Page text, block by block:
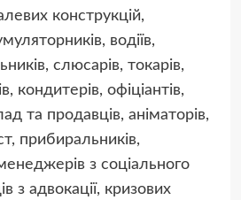
конструкцій,
водіїв,
слюсарів, токарів,
кондитерів, офіціантів,
та продавців, аніматорів,
прибиральників,
з соціального
з адвокації, кризових